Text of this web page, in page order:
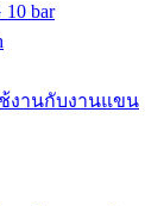
bar
ช้งานกับงานแขน